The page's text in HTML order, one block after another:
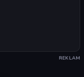
REKLAM